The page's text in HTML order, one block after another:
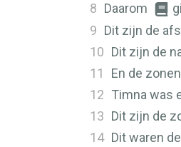
8 Daarom
9 Dit zijn de
10 Dit zijn de
11
En de
12 Timna was
13 Dit zijn de
14 Dit waren